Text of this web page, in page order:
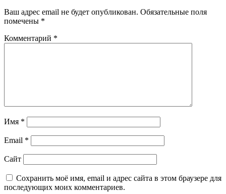
Ваш адрес email не будет опубликован. Обязательные поля
помечены *
Комментарий *
Имя *
Email *
Сайт
Сохранить моё имя, email и адрес сайта в этом браузере для
последующих моих комментариев.